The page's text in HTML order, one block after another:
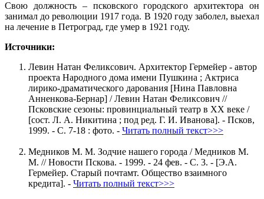
Свою должность – псковского городского архитектора он
занимал до революции 1917 года. В 1920 году заболел, выехал
на лечение в Петроград, где умер в 1921 году.
Источники:
Левин Натан Феликсович. Архитектор Гермейер - автор
проекта Народного дома имени Пушкина ; Актриса
лирико-драматического дарования [Нина Павловна
Анненкова-Бернар] / Левин Натан Феликсович //
Псковские сезоны: провинциальный театр в ХХ веке /
[сост. Л. А. Никитина ; под ред. Г. И. Иванова]. - Псков,
1999. - С. 7-18 : фото. - Читать полный текст>>>
Медников М. М. Зодчие нашего города / Медников М.
М. // Новости Пскова. - 1999. - 24 фев. - С. 3. - [Э.А.
Гермейер. Старый почтамт. Общество взаимного
кредита]. - Читать полный текст>>>